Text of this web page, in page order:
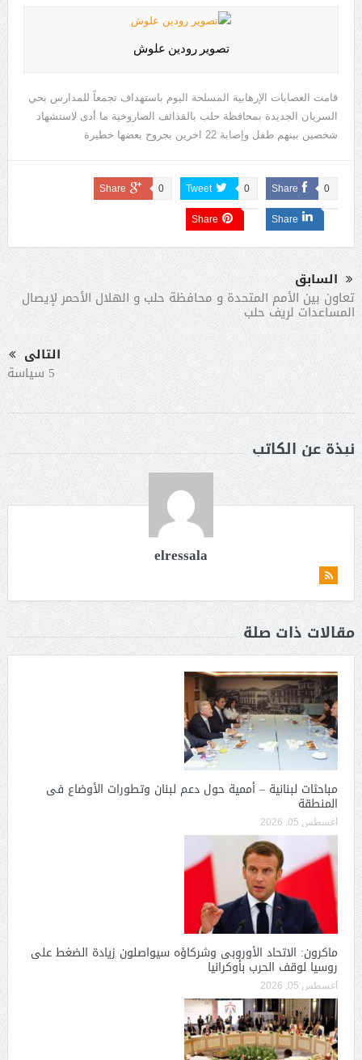
تصوير رودين علوش
قامت العصابات الإرهابية المسلحة اليوم باستهداف تجمعاً للمدارس بحي
السريان الجديدة بمحافظة حلب بالقذائف الصاروخية ما أدى لاستشهاد
شخصين بينهم طفل وإصابة 22 اخرين بجروح بعضها خطيرة
Share 0
Tweet 0
Share 0
Share
Share
السابق
تعاون بين الأمم المتحدة و محافظة حلب و الهلال الأحمر لإيصال
المساعدات لريف حلب
التالى
5 سياسة
نبذة عن الكاتب
elressala
مقالات ذات صلة
مباحثات لبنانية – أممية حول دعم لبنان وتطورات الأوضاع فى
المنطقة
أغسطس 05, 2026
ماكرون: الاتحاد الأوروبى وشركاؤه سيواصلون زيادة الضغط على
روسيا لوقف الحرب بأوكرانيا
أغسطس 05, 2026